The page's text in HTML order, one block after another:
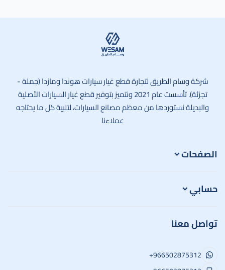
شركة وسام الطريق لتجارة قطع غيار سيارات هوندا ومازدا (جملة -
تجزئة). تأسست عام 2021 ونتميز بتوفير قطع غيار السيارات الأصلية
والبديلة نستوردها من معظم مصانع السيارات، لتلبية كل ما يحتاجه
عملاءنا
الصفحات
حسابي
تواصل معنا
+966502875312